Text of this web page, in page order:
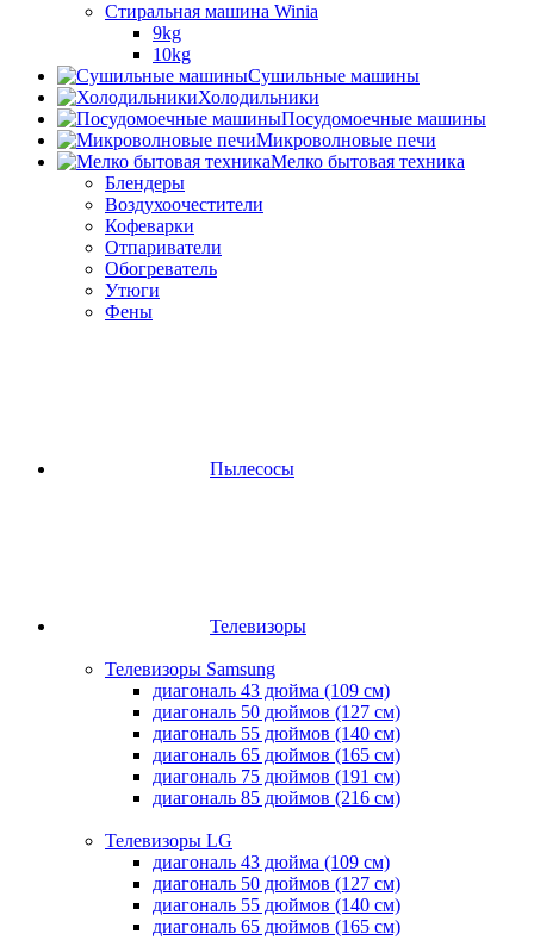
Стиральная машина Winia
9kg
10kg
Сушильные машины
Холодильники
Посудомоечные машины
Микроволновые печи
Мелко бытовая техника
Блендеры
Воздухоочестители
Кофеварки
Отпариватели
Обогреватель
Утюги
Фены
Пылесосы
Телевизоры
Телевизоры Samsung
диагональ 43 дюйма (109 см)
диагональ 50 дюймов (127 см)
диагональ 55 дюймов (140 cм)
диагональ 65 дюймов (165 cм)
диагональ 75 дюймов (191 см)
диагональ 85 дюймов (216 см)
Телевизоры LG
диагональ 43 дюйма (109 см)
диагональ 50 дюймов (127 см)
диагональ 55 дюймов (140 cм)
диагональ 65 дюймов (165 cм)